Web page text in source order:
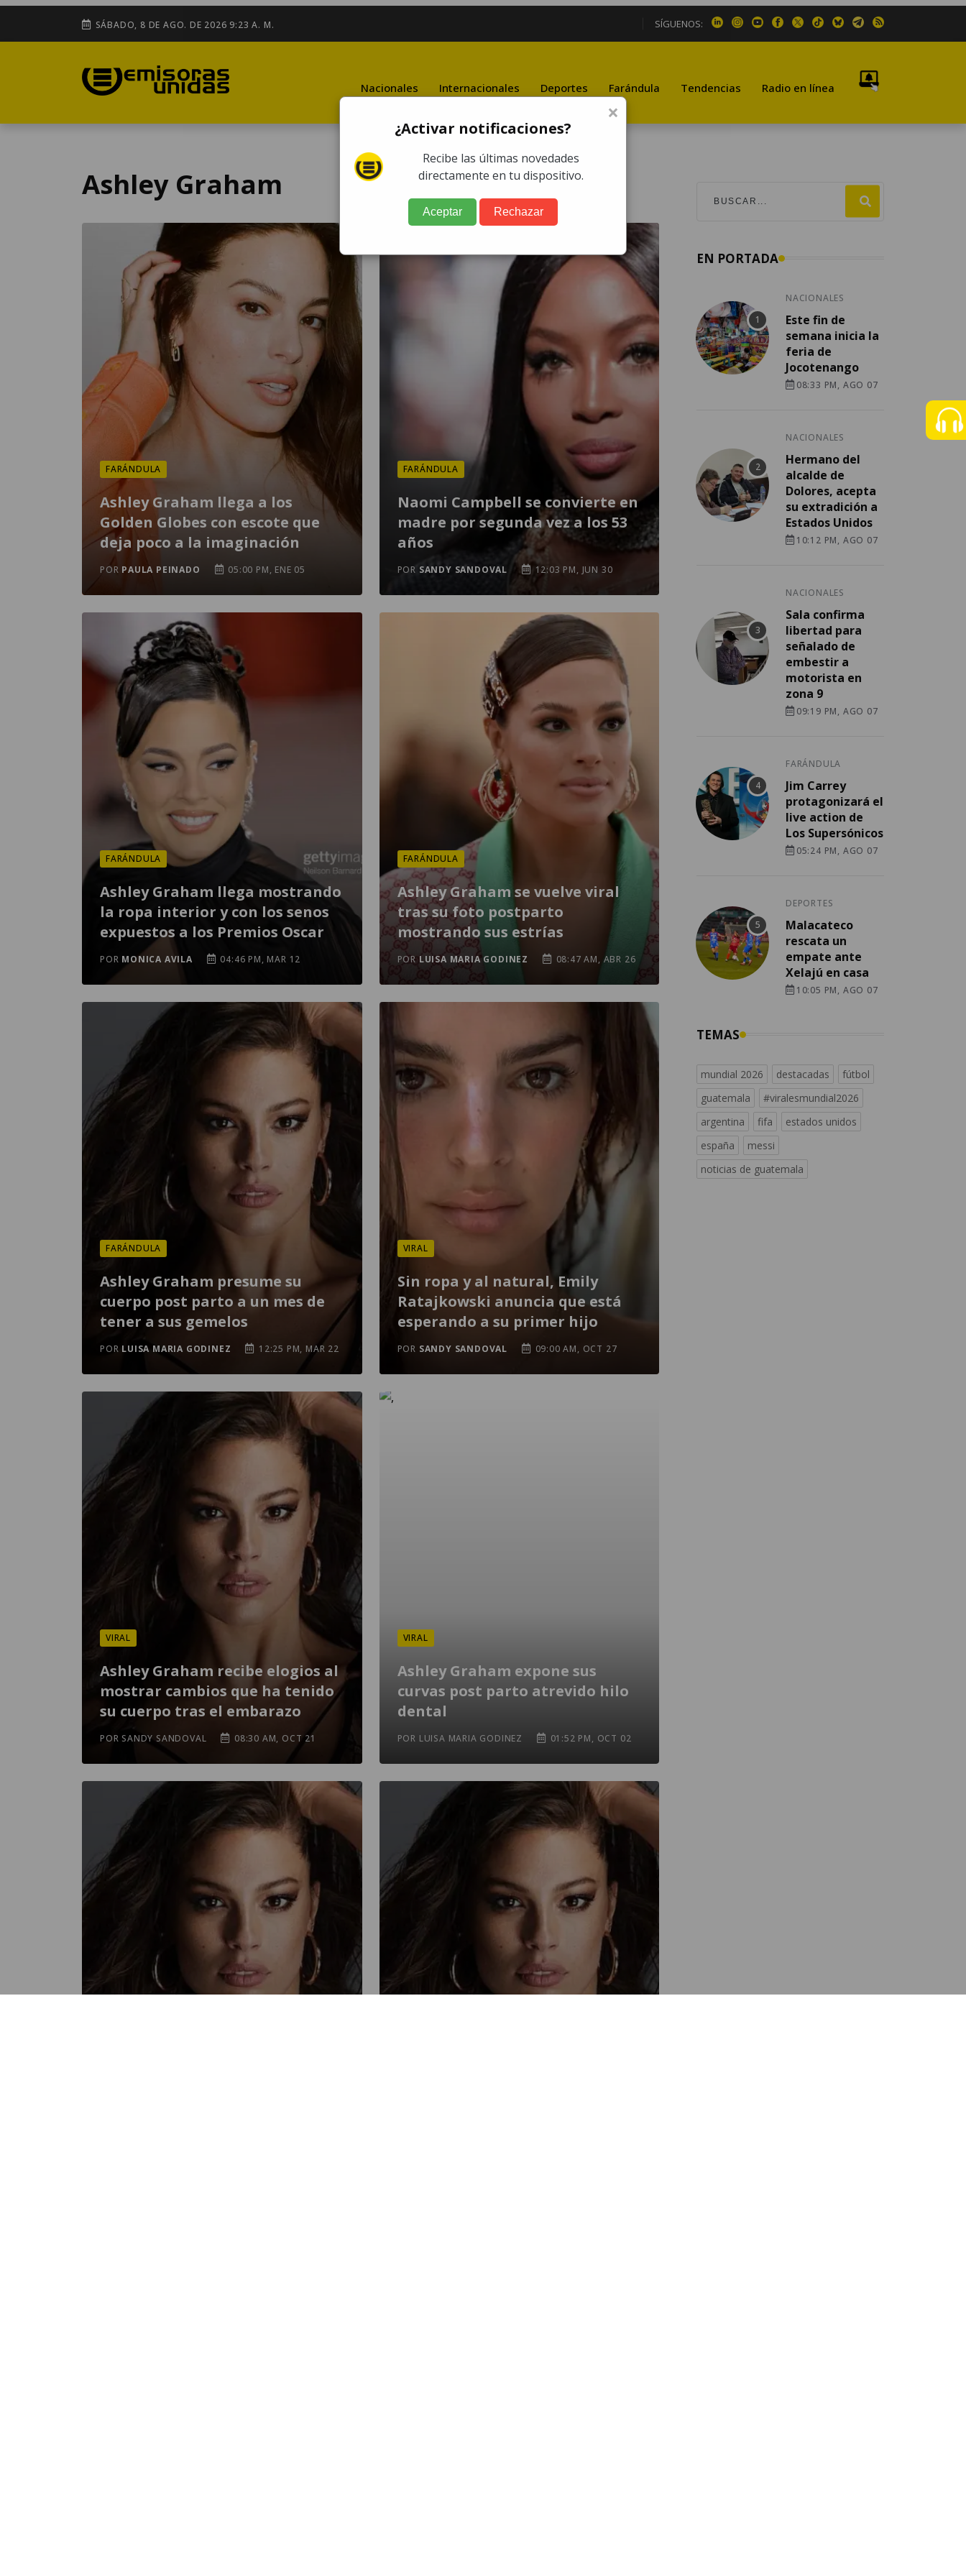
SÁBADO, 8 DE AGO. DE 2026 9:23 A. M. SÍGUENOS:
Nacionales Internacionales Deportes Farándula Tendencias Radio en línea
Ashley Graham
FARÁNDULA
Ashley Graham llega a los
Golden Globes con escote que
deja poco a la imaginación
POR PAULA PEINADO 05:00 PM, ENE 05
FARÁNDULA
Naomi Campbell se convierte en
madre por segunda vez a los 53
años
POR SANDY SANDOVAL 12:03 PM, JUN 30
FARÁNDULA
Ashley Graham llega mostrando
la ropa interior y con los senos
expuestos a los Premios Oscar
POR MONICA AVILA 04:46 PM, MAR 12
FARÁNDULA
Ashley Graham se vuelve viral
tras su foto postparto
mostrando sus estrías
POR LUISA MARIA GODINEZ 08:47 AM, ABR 26
FARÁNDULA
Ashley Graham presume su
cuerpo post parto a un mes de
tener a sus gemelos
POR LUISA MARIA GODINEZ 12:25 PM, MAR 22
VIRAL
Sin ropa y al natural, Emily
Ratajkowski anuncia que está
esperando a su primer hijo
POR SANDY SANDOVAL 09:00 AM, OCT 27
VIRAL
Ashley Graham recibe elogios al
mostrar cambios que ha tenido
su cuerpo tras el embarazo
POR SANDY SANDOVAL 08:30 AM, OCT 21
VIRAL
Ashley Graham expone sus
curvas post parto atrevido hilo
dental
POR LUISA MARIA GODINEZ 01:52 PM, OCT 02
EN PORTADA
NACIONALES
Este fin de
semana inicia la
feria de
Jocotenango
08:33 PM, AGO 07
NACIONALES
Hermano del
alcalde de
Dolores, acepta
su extradición a
Estados Unidos
10:12 PM, AGO 07
NACIONALES
Sala confirma
libertad para
señalado de
embestir a
motorista en
zona 9
09:19 PM, AGO 07
FARÁNDULA
Jim Carrey
protagonizará el
live action de
Los Supersónicos
05:24 PM, AGO 07
DEPORTES
Malacateco
rescata un
empate ante
Xelajú en casa
10:05 PM, AGO 07
TEMAS
mundial 2026 destacadas
fútbol
guatemala
#viralesmundial2026
argentina
fifa
estados unidos
españa
messi
noticias de guatemala
×
¿Activar notificaciones?
Recibe las últimas novedades
directamente en tu dispositivo.
Aceptar Rechazar